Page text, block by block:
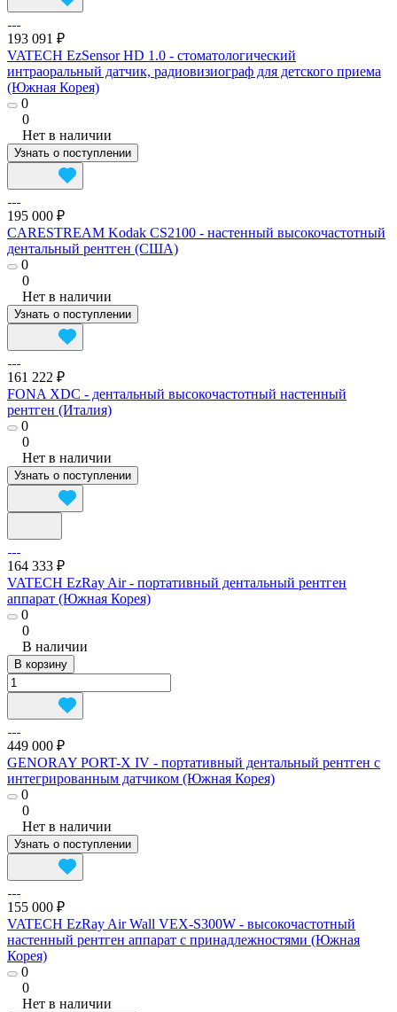
193 091 ₽
VATECH EzSensor HD 1.0 - cтоматологический
интраоральный датчик, радиовизиограф для детского приема
(Южная Корея)
0
0
Нет в наличии
Узнать о поступлении
195 000 ₽
CARESTREAM Kodak CS2100 - настенный высокочастотный
дентальный рентген (США)
0
0
Нет в наличии
Узнать о поступлении
161 222 ₽
FONA XDC - дентальный высокочастотный настенный
рентген (Италия)
0
0
Нет в наличии
Узнать о поступлении
164 333 ₽
VATECH EzRay Air - портативный дентальный рентген
аппарат (Южная Корея)
0
0
В наличии
В корзину
449 000 ₽
GENORAY PORT-X IV - портативный дентальный рентген с
интегрированным датчиком (Южная Корея)
0
0
Нет в наличии
Узнать о поступлении
155 000 ₽
VATECH EzRay Air Wall VEX-S300W - высокочастотный
настенный рентген аппарат с принадлежностями (Южная
Корея)
0
0
Нет в наличии